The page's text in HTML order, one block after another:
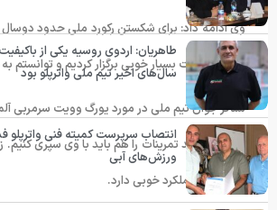
وی ادامه داد: برای شکستن رکورد ملی حدود دوسال
مالزی تمرینات بسیار خوبی برگزار کردیم و
شناگر جوان تیم ملی در مورد یورگ وویت سرمربی
و فصل جدید تمرینات را هم باید با وی سپری
نظر روانی عملکرد خوبی دارد.
طاهریان: اردوی روسیه یکی از
سال‌های اخیر تیم ملی واترپلو بود
انتصاب سرپرست کمیته فنی واترپلو
ورزش‌های آبی